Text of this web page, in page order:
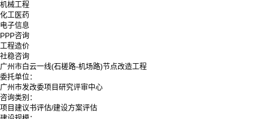
机械工程
化工医药
电子信息
PPP咨询
工程造价
社稳咨询
广州市白云一线(石槎路-机场路)节点改造工程
委托单位：
广州市发改委项目研究评审中心
咨询类别：
项目建议书评估/建设方案评估